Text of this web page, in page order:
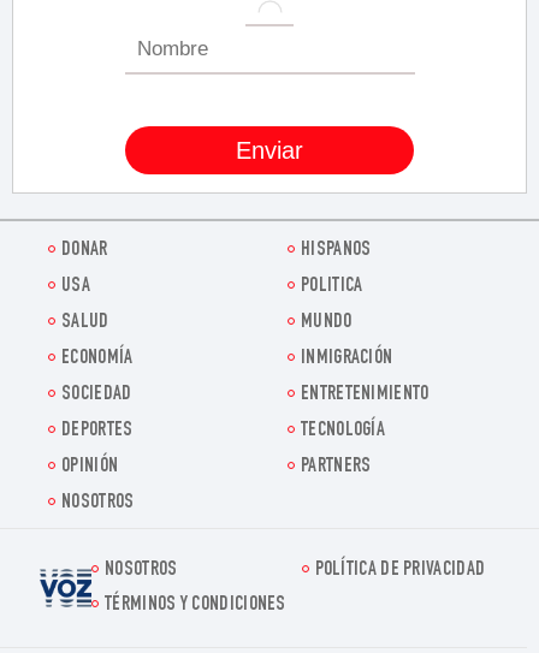
DONAR
HISPANOS
USA
POLITICA
SALUD
MUNDO
ECONOMÍA
INMIGRACIÓN
SOCIEDAD
ENTRETENIMIENTO
DEPORTES
TECNOLOGÍA
OPINIÓN
PARTNERS
NOSOTROS
Voz.us
NOSOTROS
POLÍTICA DE PRIVACIDAD
TÉRMINOS Y CONDICIONES